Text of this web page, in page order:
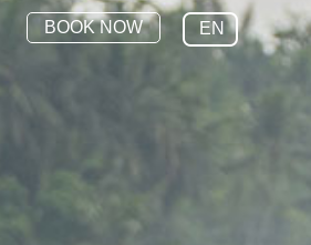
BOOK NOW EN